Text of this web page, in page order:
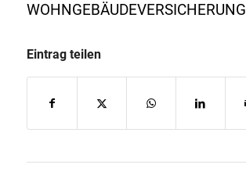
WOHNGEBÄUDEVERSICHERUNG
Eintrag teilen